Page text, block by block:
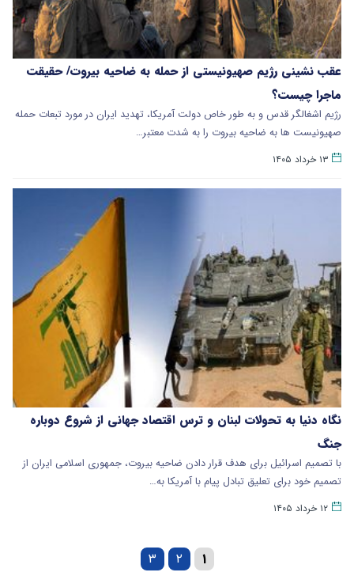
عقب نشینی رژیم صهیونیستی از حمله به ضاحیه بیروت/ حقیقت
ماجرا چیست؟
رژیم اشغالگر قدس و به طور خاص دولت آمریکا، تهدید ایران در مورد تبعات حمله
صهیونیست ها به ضاحیه بیروت را به شدت معتبر…
۱۳ خرداد ۱۴۰۵
نگاه دنیا به تحولات لبنان و ترس اقتصاد جهانی از شروع دوباره
جنگ
با تصمیم اسرائیل برای هدف قرار دادن ضاحیه بیروت، جمهوری اسلامی ایران از
تصمیم خود برای تعلیق تبادل پیام با آمریکا به…
۱۲ خرداد ۱۴۰۵
۱ ۲ ۳